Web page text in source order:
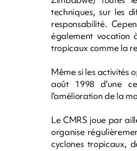
techniques, sur les
responsabilité.
également vocation
tropicaux comme la
Même si les activités
août 1998 d'une
l'amélioration de la
Le CMRS joue par
organise
cyclones tropicaux,